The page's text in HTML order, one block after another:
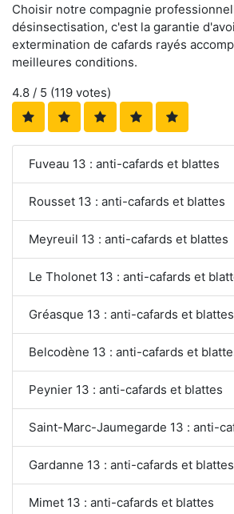
Choisir notre compagnie
désinsectisation, c'est la garantie
extermination de cafards rayés
meilleures conditions.
4.8 / 5 (119 votes)
Fuveau 13 : anti-cafards et blattes
Rousset 13 : anti-cafards et blattes
Meyreuil 13 : anti-cafards et blattes
Le Tholonet 13 : anti-cafards et
Gréasque 13 : anti-cafards et blattes
Belcodène 13 : anti-cafards et
Peynier 13 : anti-cafards et blattes
Saint-Marc-Jaumegarde 13 : anti-
Gardanne 13 : anti-cafards et blattes
Mimet 13 : anti-cafards et blattes